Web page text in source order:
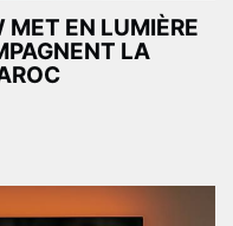
MET EN LUMIÈRE
LA